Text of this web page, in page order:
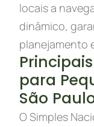
locais a
dinâmico,
planejamento
para
São
O Simples